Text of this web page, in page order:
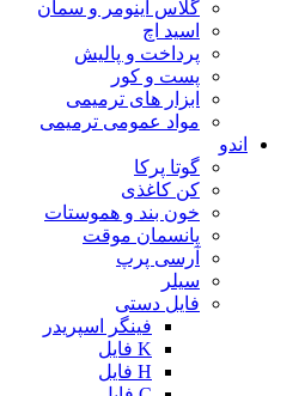
گلاس آینومر و سمان
اسید اچ
پرداخت و پالیش
پست و کور
ابزار های ترمیمی
مواد عمومی ترمیمی
اندو
گوتا پرکا
کن کاغذی
خون بند و هموستات
پانسمان موقت
آرسی پرپ
سیلر
فایل دستی
فینگر اسپریدر
K فایل
H فایل